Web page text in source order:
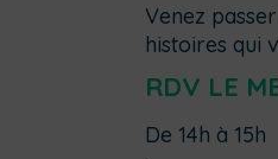
Venez
histoires qui
RDV LE
De 14h à 15h